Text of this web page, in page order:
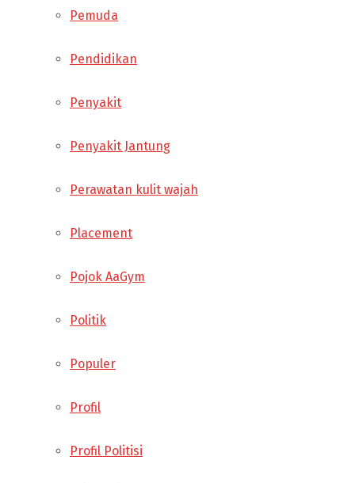
Pemuda
Pendidikan
Penyakit
Penyakit Jantung
Perawatan kulit wajah
Placement
Pojok AaGym
Politik
Populer
Profil
Profil Politisi